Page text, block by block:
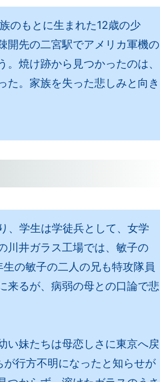
のもとに生まれた12歳の少
開先の二宮駅でアメリカ軍機の
焼け跡から見つかったのは、
た。家族を失った悲しみと向き
、学生は学徒兵として、女学
川井ガラス工場では、敏子の
の敏子の二人の兄も特攻隊員
来るが、病弱の母との口論で悲
い妹たちは母恋しさに東京へ戻
行方不明になったと知らせが